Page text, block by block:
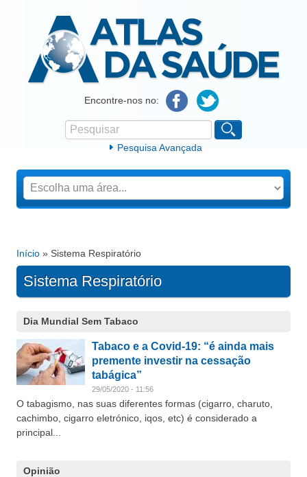
Atlas da SaúdeEncontre-nos no:
Formulário de procura
Pesquisar
Pesquisa Avançada
Está aqui
Início » Sistema Respiratório
Sistema Respiratório
Dia Mundial Sem Tabaco
Tabaco e a Covid-19: “é ainda mais
premente investir na cessação
tabágica”
29/05/2020 - 11:56
O tabagismo, nas suas diferentes formas (cigarro, charuto,
cachimbo, cigarro eletrónico, iqos, etc) é considerado a
principal...
Opinião